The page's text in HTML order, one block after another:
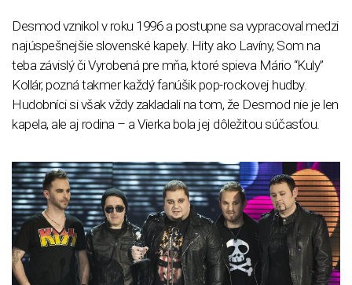
Desmod vznikol v roku 1996 a postupne sa vypracoval medzi
najúspešnejšie slovenské kapely. Hity ako Lavíny, Som na
teba závislý či Vyrobená pre mňa, ktoré spieva Mário “Kuly”
Kollár, pozná takmer každý fanúšik pop-rockovej hudby.
Hudobníci si však vždy zakladali na tom, že Desmod nie je len
kapela, ale aj rodina – a Vierka bola jej dôležitou súčasťou.